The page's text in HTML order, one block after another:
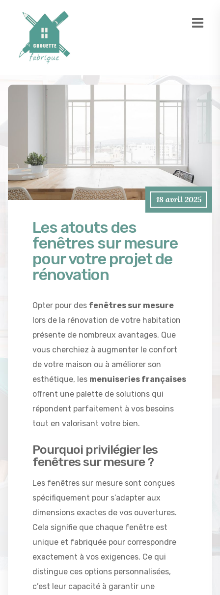
18 avril 2025
Les atouts des
fenêtres sur mesure
pour votre projet de
rénovation
Opter pour des fenêtres sur mesure
lors de la rénovation de votre habitation
présente de nombreux avantages. Que
vous cherchiez à augmenter le confort
de votre maison ou à améliorer son
esthétique, les menuiseries françaises
offrent une palette de solutions qui
répondent parfaitement à vos besoins
tout en valorisant votre bien.
Pourquoi privilégier les
fenêtres sur mesure ?
Les fenêtres sur mesure sont conçues
spécifiquement pour s’adapter aux
dimensions exactes de vos ouvertures.
Cela signifie que chaque fenêtre est
unique et fabriquée pour correspondre
exactement à vos exigences. Ce qui
distingue ces options personnalisées,
c’est leur capacité à garantir une